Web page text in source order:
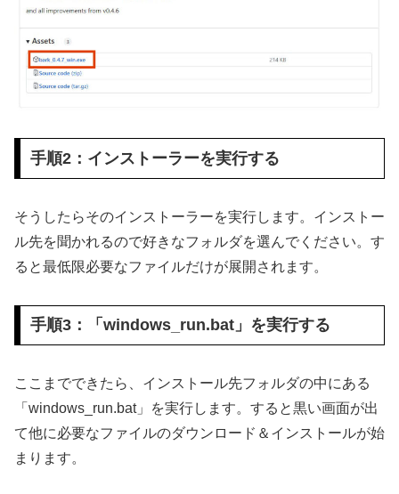
手順2：インストーラーを実行する
そうしたらそのインストーラーを実行します。インストー
ル先を聞かれるので好きなフォルダを選んでください。す
ると最低限必要なファイルだけが展開されます。
手順3：「windows_run.bat」を実行する
ここまでできたら、インストール先フォルダの中にある
「windows_run.bat」を実行します。すると黒い画面が出
て他に必要なファイルのダウンロード＆インストールが始
まります。